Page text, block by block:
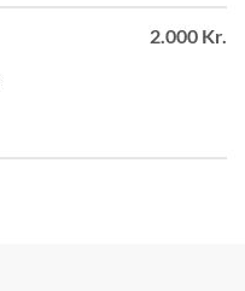
2.000 Kr.